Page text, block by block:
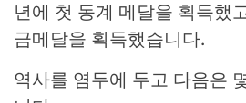
년에 첫 동계 메달을 획득했
금메달을 획득했습니다.
역사를 염두에 두고 다음은